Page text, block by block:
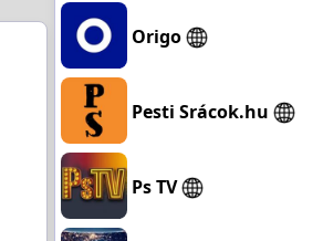
Origo
Pesti Srácok.hu
Ps TV